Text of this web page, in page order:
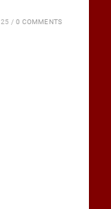
/ 0 COMMENTS